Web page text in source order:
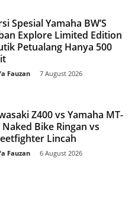
Spesial Yamaha BW’S
Explore Limited Edition
Petualang Hanya 500
Fauzan 7 August 2026
Z400 vs Yamaha MT-
Naked Bike Ringan vs
Lincah
Fauzan 6 August 2026